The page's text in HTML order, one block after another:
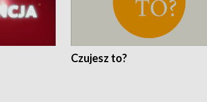
Czujesz to?